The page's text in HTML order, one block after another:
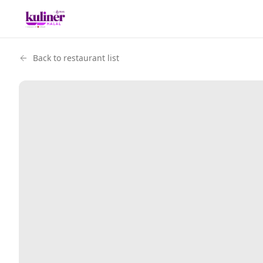
Back to restaurant list